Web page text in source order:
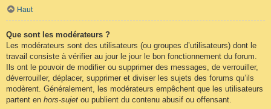
Haut
Que sont les modérateurs ?
Les modérateurs sont des utilisateurs (ou groupes d’utilisateurs) dont le
travail consiste à vérifier au jour le jour le bon fonctionnement du forum.
Ils ont le pouvoir de modifier ou supprimer des messages, de verrouiller,
déverrouiller, déplacer, supprimer et diviser les sujets des forums qu’ils
modèrent. Généralement, les modérateurs empêchent que les utilisateurs
partent en hors-sujet ou publient du contenu abusif ou offensant.